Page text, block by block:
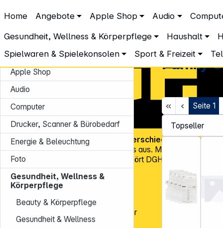
Home Angebote Apple Shop Audio
Gesundheit, Wellness & Körperpflege Haushalt
Spielwaren & Spielekonsolen
Sport & Freizeit
Gesundheit, Wellness & Körperpflege Family Care
Angebote
Apple Shop
Audio
Computer
Drucker, Scanner & Bürobedarf
Energie & Beleuchtung
Foto
Gesundheit, Wellness &
Körperpflege
Beauty & Körperpflege
Gesundheit & Wellness
Family
Seite 1
Über45.000 Artikelund über 600 verschiedene Marken,
Know-how und Erfahrung zeichnen uns aus. Mit mehr als
Kundenadressen
in Deutschland gehört DGH zu den Top-
für CE-Technologieprodukte!
Tel.: 0931 9708 - 444
Montag – Donnerstag: 8:00 – 17:00 Uhr
Freitag: 8:00 – 14:00 Uhr